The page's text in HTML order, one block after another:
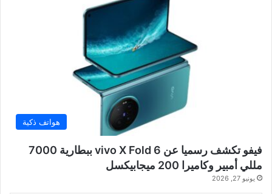
هواتف ذكية
فيفو تكشف رسميا عن vivo X Fold 6 ببطارية 7000
مللي أمبير وكاميرا 200 ميجابيكسل
يونيو 27, 2026